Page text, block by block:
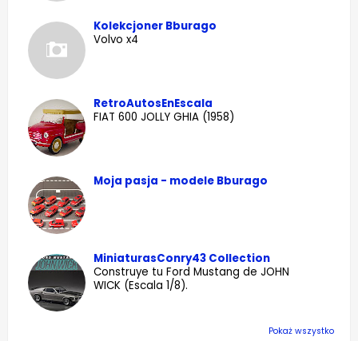
Kolekcjoner Bburago
Volvo x4
RetroAutosEnEscala
FIAT 600 JOLLY GHIA (1958)
Moja pasja - modele Bburago
MiniaturasConry43 Collection
Construye tu Ford Mustang de JOHN
WICK (Escala 1/8).
Pokaż wszystko